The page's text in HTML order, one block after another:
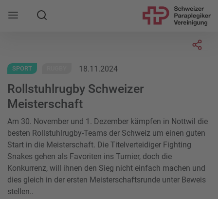
Mobile Navigation öffnen
Suche
SPORT 18.11.2024
Rollstuhlrugby Schweizer
Meisterschaft
Am 30. November und 1. Dezember kämpfen in Nottwil die
besten Rollstuhlrugby-Teams der Schweiz um einen guten
Start in die Meisterschaft. Die Titelverteidiger Fighting
Snakes gehen als Favoriten ins Turnier, doch die
Konkurrenz, will ihnen den Sieg nicht einfach machen und
dies gleich in der ersten Meisterschaftsrunde unter Beweis
stellen..